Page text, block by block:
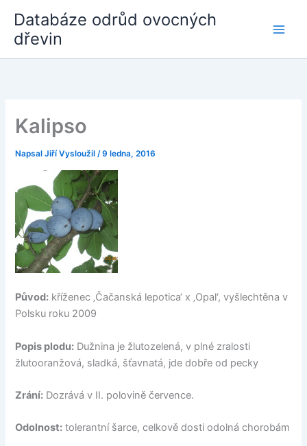
obsah
Databáze odrůd ovocných
dřevin
Kalipso
NapsalJiří Vysloužil/9 ledna, 2016
Původ: kříženec ‚Čačanská lepotica‘ x ‚Opal‘, vyšlechtěna v
Polsku roku 2009
Popis plodu: Dužnina je žlutozelená, v plné zralosti
žlutooranžová, sladká, šťavnatá, jde dobře od pecky
Zrání: Dozrává v II. polovině července.
Odolnost: tolerantní šarce, celkově dosti odolná chorobám